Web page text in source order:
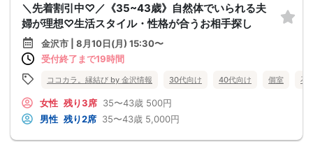
＼先着割引中♡／《35~43歳》自然体でいられる夫
婦が理想♡生活スタイル・性格が合うお相手探し
金沢市 | 8月10日(月) 15:30〜
受付終了まで19時間
ココカラ。縁結び by 金沢情報 30代向け 40代向け 個室 石
女性 残り3席 35〜43歳 500円
男性 残り2席 35〜43歳 5,000円